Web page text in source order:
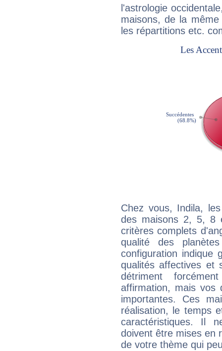
l'astrologie
maisons, de la
les répartitions etc.
Chez vous, Indila,
des maisons 2, 5, 8
critères complets
qualité des
configuration indique
qualités affectives et
détriment
affirmation, mais
importantes. Ces
réalisation, le temps
caractéristiques. Il
doivent être mises en
de votre thème qui